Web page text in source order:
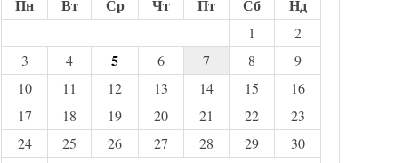
Пн
Вт Ср Чт Пт Сб Нд
1
2
3
4 5 6 7 8
9
10
11 12 13 14 15
16
17
18 19 20 21 22
23
24
25 26 27 28 29
30